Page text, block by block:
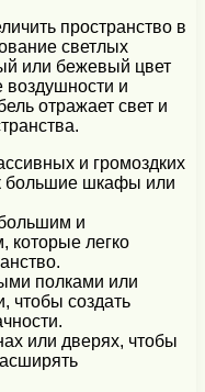
пространство в
светлых
или бежевый цвет
и
отражает свет и
и громоздких
большие шкафы или
и
которые легко
полками или
чтобы создать
или дверях, чтобы